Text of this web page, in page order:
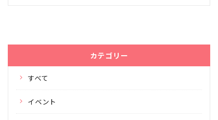
カテゴリー
すべて
イベント